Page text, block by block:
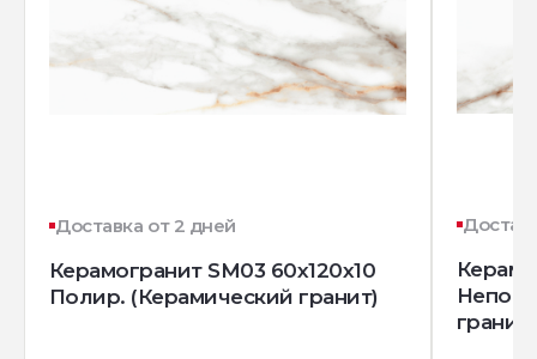
Доставка от 2 дней
Керамогранит SM03 60x120x10
Полир. (Керамический гранит)
гранит)